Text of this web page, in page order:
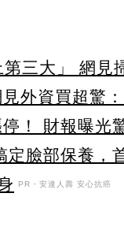
三大」 網見
外資買超驚
！ 財報曝光
臉部保養，
PR・安達人壽 安心抗癌